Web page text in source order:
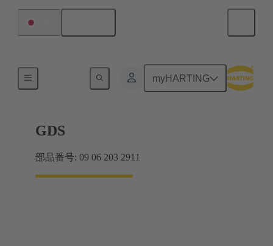
myHARTING
マザーボード ツー ドーターカード接続
GDS
部品番号: 09 06 203 2911